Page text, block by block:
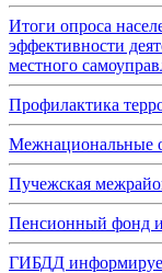
Итоги опроса
эффективности
местного
Профилактика
Межнациональные
Пучежская
Пенсионный фонд
ГИБДД